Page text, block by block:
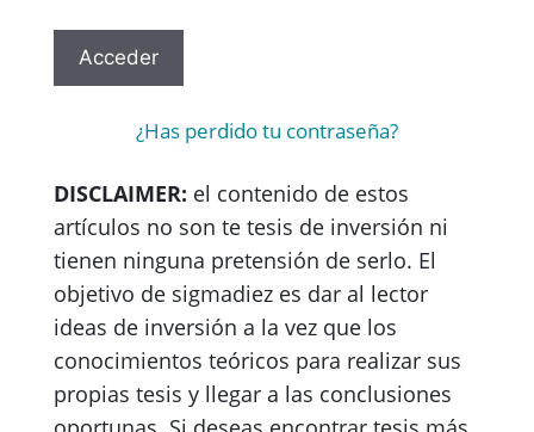
¿Has perdido tu contraseña?
DISCLAIMER: el contenido de estos
artículos no son te tesis de inversión ni
tienen ninguna pretensión de serlo. El
objetivo de sigmadiez es dar al lector
ideas de inversión a la vez que los
conocimientos teóricos para realizar sus
propias tesis y llegar a las conclusiones